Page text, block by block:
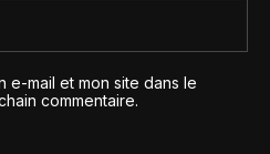
e-mail et mon site dans le
commentaire.